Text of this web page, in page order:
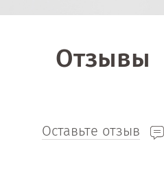
Отзывы
Оставьте отзыв